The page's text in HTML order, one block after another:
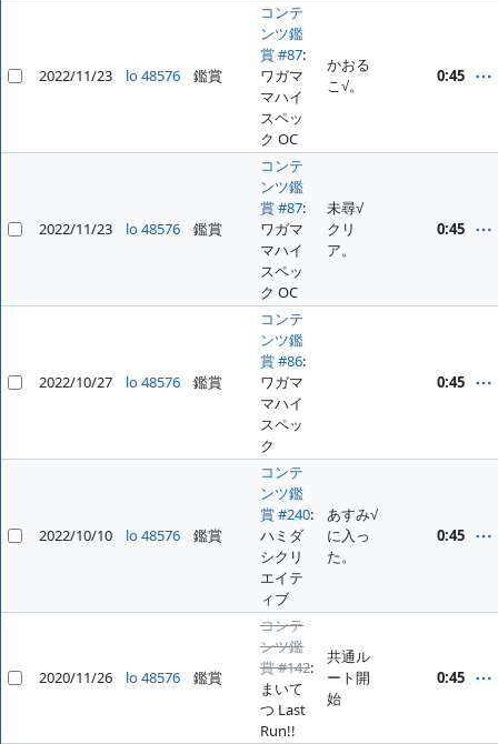
2022/11/23 lo 48576 鑑賞
コンテ
ンツ鑑
賞 #87:
ワガマ
マハイ
スペッ
ク OC
かおる
こ√。
0:45
2022/11/23 lo 48576 鑑賞
コンテ
ンツ鑑
賞 #87:
ワガマ
マハイ
スペッ
ク OC
未尋√
クリ
ア。
0:45
2022/10/27 lo 48576 鑑賞
コンテ
ンツ鑑
賞 #86:
ワガマ
マハイ
スペッ
ク
0:45
2022/10/10 lo 48576 鑑賞
コンテ
ンツ鑑
賞 #240:
ハミダ
シクリ
エイテ
ィブ
あすみ√
に入っ
た。
0:45
2020/11/26 lo 48576 鑑賞
コンテ
ンツ鑑
賞 #142:
まいて
つ Last
Run!!
共通ル
ート開
始
0:45